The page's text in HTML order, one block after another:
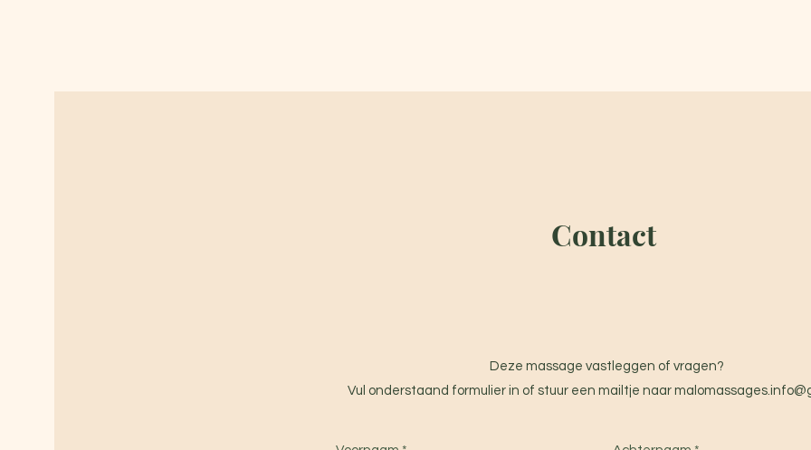
Deze massage vastleggen of vragen?
Vul onderstaand formulier in of stuur een mailtje naar
Contact